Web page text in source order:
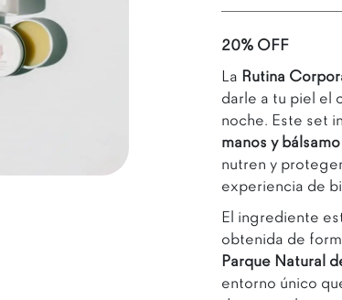
20% OFF
La Rutina
darle a tu piel el
noche. Este set
manos y bálsamo
nutren y
experiencia de
El ingrediente
obtenida de
Parque Natural
entorno único